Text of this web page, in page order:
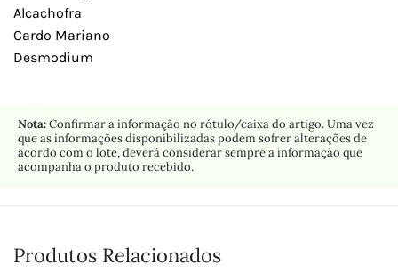
Alcachofra
Cardo Mariano
Desmodium
Nota:Confirmar a informação no rótulo/caixa do artigo. Uma vez
que as informações disponibilizadas podem sofrer alterações de
acordo com o lote, deverá considerar sempre a informação que
acompanha o produto recebido.
Produtos Relacionados